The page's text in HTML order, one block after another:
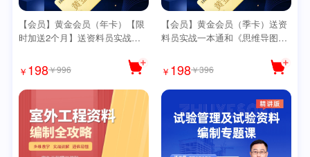
【会员】黄金会员（年卡）【限
时加送2个月】送资料员实战一
￥ 198￥996
【会员】黄金会员（季卡）送资
料员实战一本通和《思维导图》
￥ 198￥396